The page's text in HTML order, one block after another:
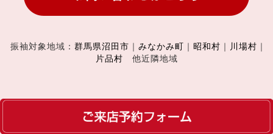
振袖対象地域： 群馬県沼田市 ｜ みなかみ町 ｜ 昭和村 ｜ 川場村 ｜
片品村 他近隣地域